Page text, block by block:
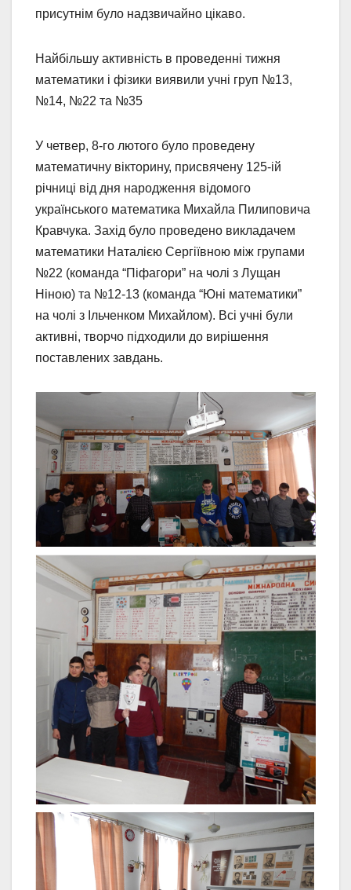
присутнім було надзвичайно цікаво.
Найбільшу активність в проведенні тижня
математики і фізики виявили учні груп №13,
№14, №22 та №35
У четвер, 8-го лютого було проведену
математичну вікторину, присвячену 125-ій
річниці від дня народження відомого
українського математика Михайла Пилиповича
Кравчука. Захід було проведено викладачем
математики Наталією Сергіївною між групами
№22 (команда “Піфагори” на чолі з Лущан
Ніною) та №12-13 (команда “Юні математики”
на чолі з Ільченком Михайлом). Всі учні були
активні, творчо підходили до вирішення
поставлених завдань.